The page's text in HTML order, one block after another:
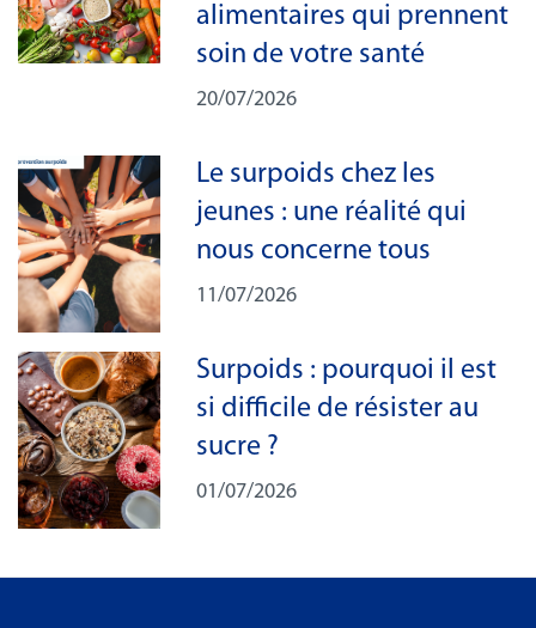
alimentaires qui prennent
soin de votre santé
20/07/2026
Le surpoids chez les
jeunes : une réalité qui
nous concerne tous
11/07/2026
Surpoids : pourquoi il est
si difficile de résister au
sucre ?
01/07/2026